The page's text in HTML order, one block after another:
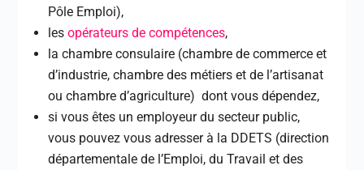
Pôle Emploi),
les opérateurs de compétences,
la chambre consulaire (chambre de commerce et
d’industrie, chambre des métiers et de l’artisanat
ou chambre d’agriculture) dont vous dépendez,
si vous êtes un employeur du secteur public,
vous pouvez vous adresser à la DDETS (direction
départementale de l’Emploi, du Travail et des